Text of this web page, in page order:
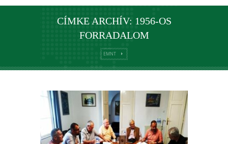
CÍMKE ARCHÍV: 1956-OS
FORRADALOM
EMNT